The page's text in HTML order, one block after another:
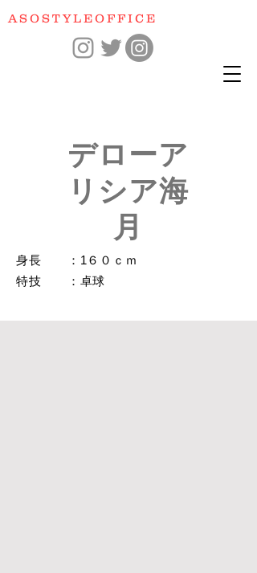
​ASOSTYLEOFFICE
​デローア
リシア海
月
身長 ：1６０ｃｍ
​特技 ：卓球